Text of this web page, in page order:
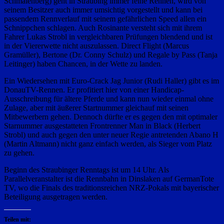
seinem Besitzer auch immer umsichtig vorgestellt und kann bei
passendem Rennverlauf mit seinem gefährlichen Speed allen ein
Schnippchen schlagen. Auch Rosinante versteht sich mit ihrem
Fahrer Lukas Strobl in vergleichbaren Prüfungen blendend und ist
in der Viererwette nicht auszulassen. Direct Flight (Marcus
Gramüller), Bertone (Dr. Conny Schulz) und Regale by Pass (Tanja
Leitinger) haben Chancen, in der Wette zu landen.
Ein Wiedersehen mit Euro-Crack Jag Junior (Rudi Haller) gibt es im
DonauTV-Rennen. Er profitiert hier von einer Handicap-
Ausschreibung für ältere Pferde und kann nun wieder einmal ohne
Zulage, aber mit äußerer Startnummer gleichauf mit seinen
Mitbewerbern gehen. Dennoch dürfte er es gegen den mit optimaler
Starnummer ausgestatteten Frontrenner Man in Black (Herbert
Strobl) und auch gegen den unter neuer Regie antretenden Abano H
(Martin Altmann) nicht ganz einfach werden, als Sieger vom Platz
zu gehen.
Beginn des Straubinger Renntags ist um 14 Uhr. Als
Parallelveranstalter ist die Rennbahn in Dinslaken auf GermanTote
TV, wo die Finals des traditionsreichen NRZ-Pokals mit bayerischer
Beteiligung ausgetragen werden.
Teilen mit: